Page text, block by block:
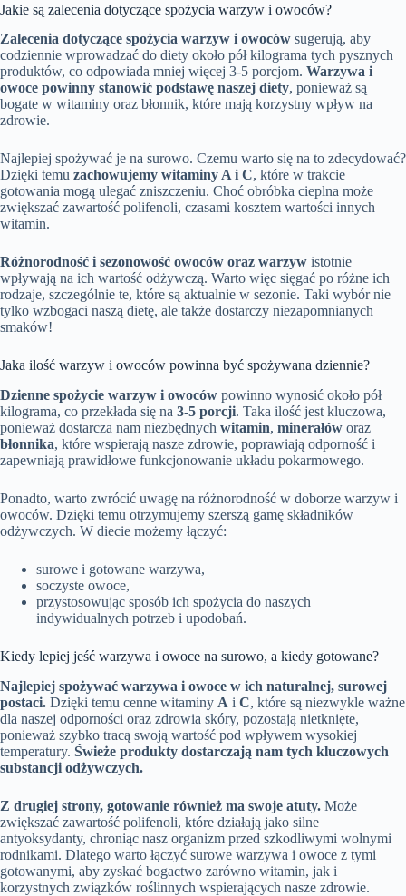
Jakie są zalecenia dotyczące spożycia warzyw i owoców?
Zalecenia dotyczące spożycia warzyw i owoców sugerują, aby
codziennie wprowadzać do diety około pół kilograma tych pysznych
produktów, co odpowiada mniej więcej 3-5 porcjom. Warzywa i
owoce powinny stanowić podstawę naszej diety, ponieważ są
bogate w witaminy oraz błonnik, które mają korzystny wpływ na
zdrowie.
Najlepiej spożywać je na surowo. Czemu warto się na to zdecydować?
Dzięki temu zachowujemy witaminy A i C, które w trakcie
gotowania mogą ulegać zniszczeniu. Choć obróbka cieplna może
zwiększać zawartość polifenoli, czasami kosztem wartości innych
witamin.
Różnorodność i sezonowość owoców oraz warzyw istotnie
wpływają na ich wartość odżywczą. Warto więc sięgać po różne ich
rodzaje, szczególnie te, które są aktualnie w sezonie. Taki wybór nie
tylko wzbogaci naszą dietę, ale także dostarczy niezapomnianych
smaków!
Jaka ilość warzyw i owoców powinna być spożywana dziennie?
Dzienne spożycie warzyw i owoców powinno wynosić około pół
kilograma, co przekłada się na 3-5 porcji. Taka ilość jest kluczowa,
ponieważ dostarcza nam niezbędnych witamin, minerałów oraz
błonnika, które wspierają nasze zdrowie, poprawiają odporność i
zapewniają prawidłowe funkcjonowanie układu pokarmowego.
Ponadto, warto zwrócić uwagę na różnorodność w doborze warzyw i
owoców. Dzięki temu otrzymujemy szerszą gamę składników
odżywczych. W diecie możemy łączyć:
surowe i gotowane warzywa,
soczyste owoce,
przystosowując sposób ich spożycia do naszych
indywidualnych potrzeb i upodobań.
Kiedy lepiej jeść warzywa i owoce na surowo, a kiedy gotowane?
Najlepiej spożywać warzywa i owoce w ich naturalnej, surowej
postaci. Dzięki temu cenne witaminy A i C, które są niezwykle ważne
dla naszej odporności oraz zdrowia skóry, pozostają nietknięte,
ponieważ szybko tracą swoją wartość pod wpływem wysokiej
temperatury. Świeże produkty dostarczają nam tych kluczowych
substancji odżywczych.
Z drugiej strony, gotowanie również ma swoje atuty. Może
zwiększać zawartość polifenoli, które działają jako silne
antyoksydanty, chroniąc nasz organizm przed szkodliwymi wolnymi
rodnikami. Dlatego warto łączyć surowe warzywa i owoce z tymi
gotowanymi, aby zyskać bogactwo zarówno witamin, jak i
korzystnych związków roślinnych wspierających nasze zdrowie.